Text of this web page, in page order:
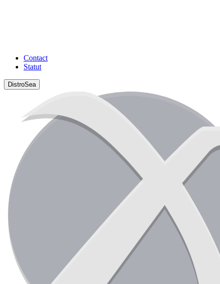
Contact
Statut
DistroSea